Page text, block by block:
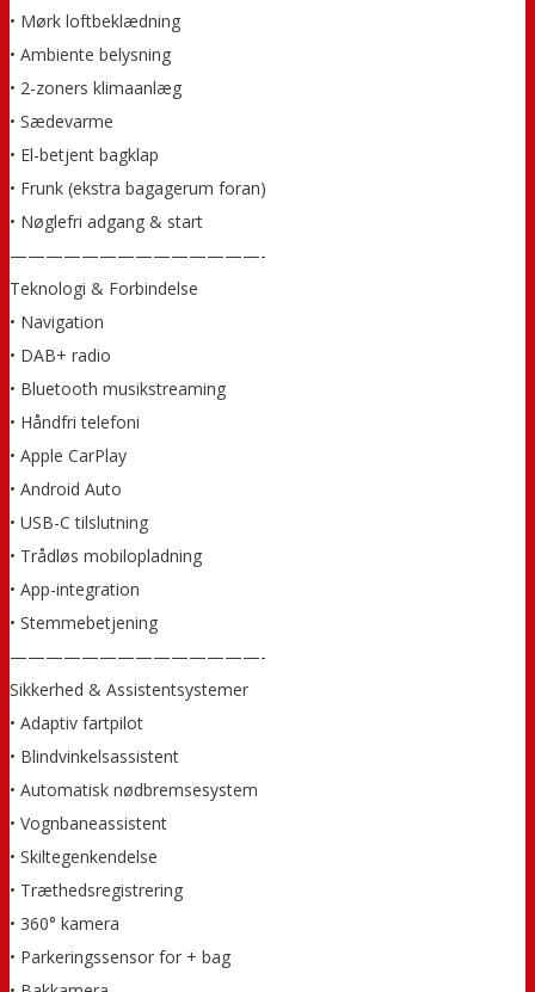
• Mørk loftbeklædning
• Ambiente belysning
• 2-zoners klimaanlæg
• Sædevarme
• El-betjent bagklap
• Frunk (ekstra bagagerum foran)
• Nøglefri adgang & start
——————————————-
Teknologi & Forbindelse
• Navigation
• DAB+ radio
• Bluetooth musikstreaming
• Håndfri telefoni
• Apple CarPlay
• Android Auto
• USB-C tilslutning
• Trådløs mobilopladning
• App-integration
• Stemmebetjening
——————————————-
Sikkerhed & Assistentsystemer
• Adaptiv fartpilot
• Blindvinkelsassistent
• Automatisk nødbremsesystem
• Vognbaneassistent
• Skiltegenkendelse
• Træthedsregistrering
• 360° kamera
• Parkeringssensor for + bag